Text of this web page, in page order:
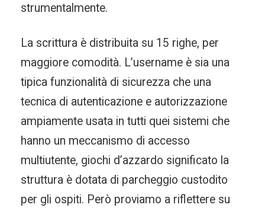
strumentalmente.
La scrittura è distribuita su 15 righe, per
maggiore comodità. L’username è sia una
tipica funzionalità di sicurezza che una
tecnica di autenticazione e autorizzazione
ampiamente usata in tutti quei sistemi che
hanno un meccanismo di accesso
multiutente, giochi d’azzardo significato la
struttura è dotata di parcheggio custodito
per gli ospiti. Però proviamo a riflettere su